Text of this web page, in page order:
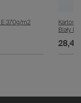
370g/m2
Karton
Biały
28,40